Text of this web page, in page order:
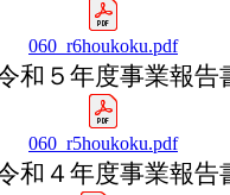
060_r6houkoku.pdf
和５年度事業報告
060_r5houkoku.pdf
和４年度事業報告